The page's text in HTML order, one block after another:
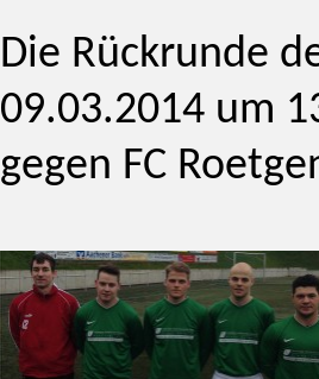
Die Rückrunde
09.03.2014 um
gegen FC